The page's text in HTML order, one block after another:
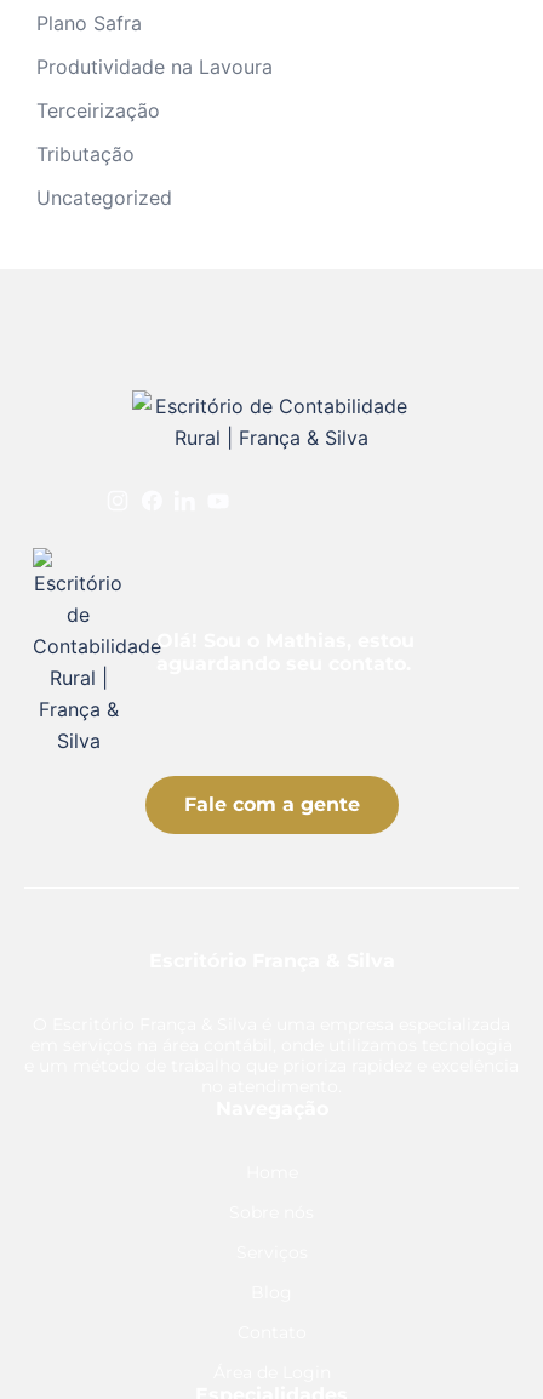
Plano Safra
Produtividade na Lavoura
Terceirização
Tributação
Uncategorized
Olá! Sou o Mathias, estou
Fale com a gente